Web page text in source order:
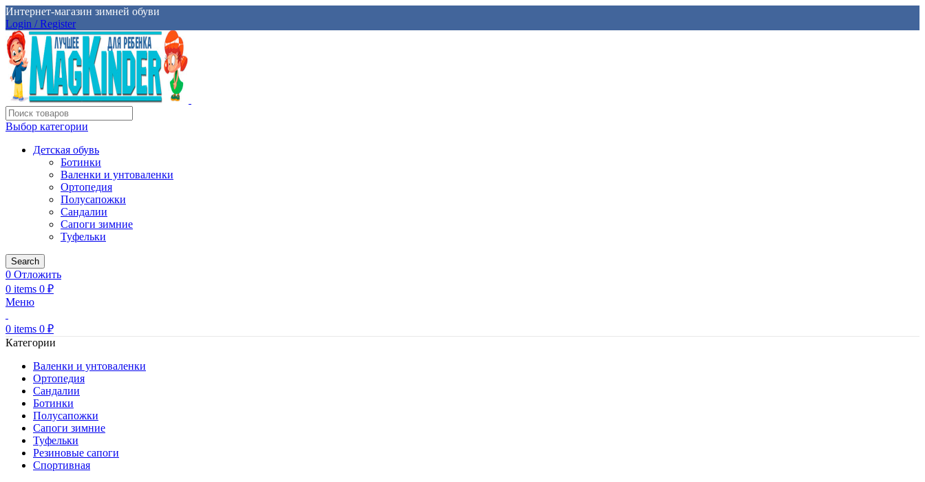
Интернет-магазин зимней обуви
Login / Register
Выбор категории
Детская обувь
Ботинки
Валенки и унтоваленки
Ортопедия
Полусапожки
Сандалии
Сапоги зимние
Туфельки
Search
0 Отложить
0 items 0 ₽
Меню
0 items 0 ₽
Категории
Валенки и унтоваленки
Ортопедия
Сандалии
Ботинки
Полусапожки
Сапоги зимние
Туфельки
Резиновые сапоги
Спортивная